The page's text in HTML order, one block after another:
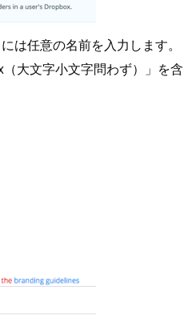
は任意の名前を入力します。
大文字小文字問わず）」を含